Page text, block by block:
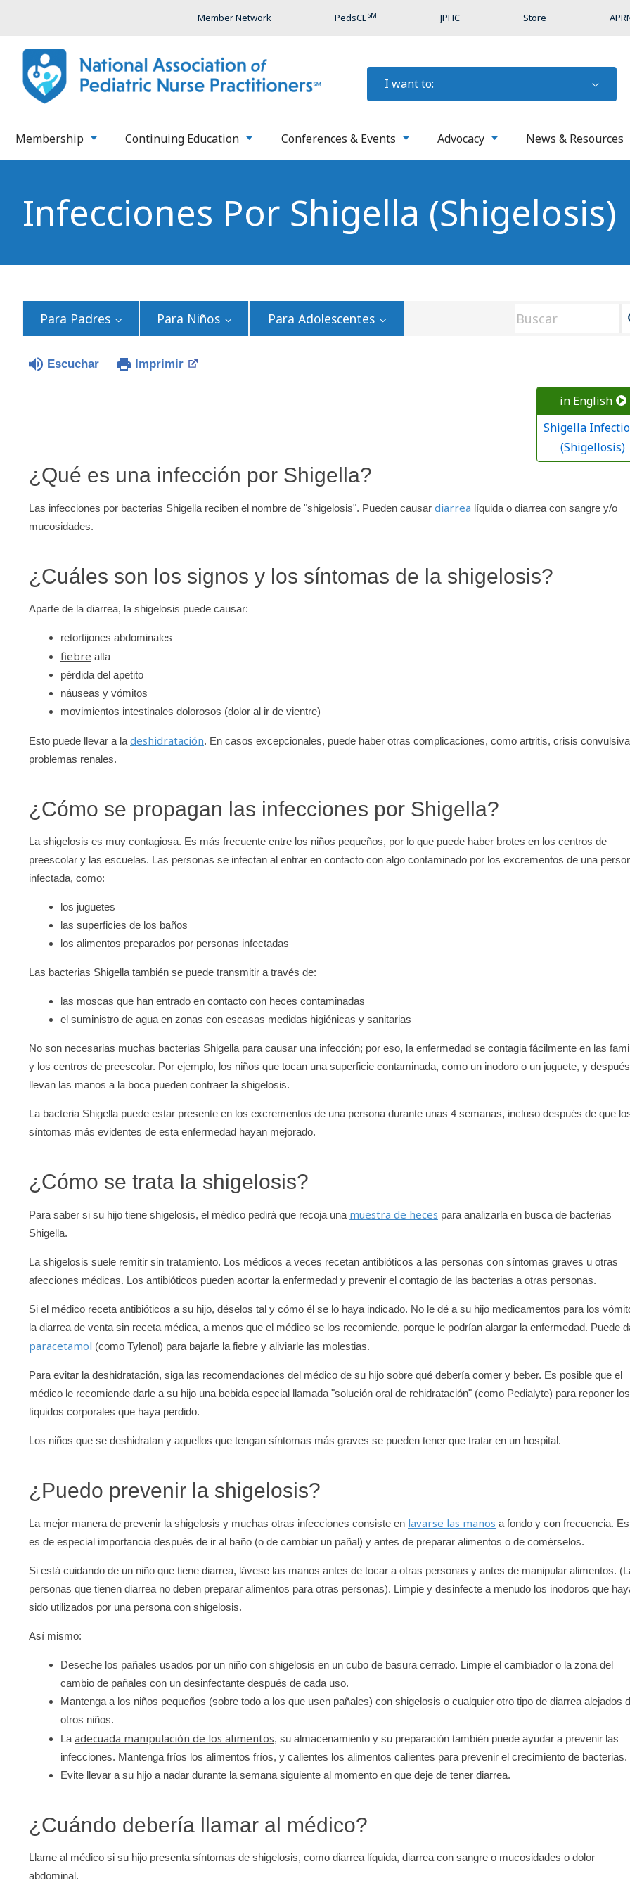
Member Network PedsCESM JPHC Store
I want to:
Membership Continuing Education Conferences & Events Advocacy News & Resources
Infecciones Por Shigella (shigelosis)
Para Padres Para Niños Para Adolescentes
Escuchar Imprimir
in English
Shigella
(Shigellosis)
¿Qué es una infección por Shigella?
Las infecciones por bacterias Shigella reciben el nombre de "shigelosis". Pueden causar diarrea líquida o diarrea con sangre y/o
mucosidades.
¿Cuáles son los signos y los síntomas de la shigelosis?
Aparte de la diarrea, la shigelosis puede causar:
retortijones abdominales
fiebre alta
pérdida del apetito
náuseas y vómitos
movimientos intestinales dolorosos (dolor al ir de vientre)
Esto puede llevar a la deshidratación. En casos excepcionales, puede haber otras complicaciones, como artritis, crisis
problemas renales.
¿Cómo se propagan las infecciones por Shigella?
La shigelosis es muy contagiosa. Es más frecuente entre los niños pequeños, por lo que puede haber brotes en los centros de
preescolar y las escuelas. Las personas se infectan al entrar en contacto con algo contaminado por los excrementos de una
infectada, como:
los juguetes
las superficies de los baños
los alimentos preparados por personas infectadas
Las bacterias Shigella también se puede transmitir a través de:
las moscas que han entrado en contacto con heces contaminadas
el suministro de agua en zonas con escasas medidas higiénicas y sanitarias
No son necesarias muchas bacterias Shigella para causar una infección; por eso, la enfermedad se contagia fácilmente en las
y los centros de preescolar. Por ejemplo, los niños que tocan una superficie contaminada, como un inodoro o un juguete, y
llevan las manos a la boca pueden contraer la shigelosis.
La bacteria Shigella puede estar presente en los excrementos de una persona durante unas 4 semanas, incluso después de que
síntomas más evidentes de esta enfermedad hayan mejorado.
¿Cómo se trata la shigelosis?
Para saber si su hijo tiene shigelosis, el médico pedirá que recoja una muestra de heces para analizarla en busca de bacterias
Shigella.
La shigelosis suele remitir sin tratamiento. Los médicos a veces recetan antibióticos a las personas con síntomas graves u otras
afecciones médicas. Los antibióticos pueden acortar la enfermedad y prevenir el contagio de las bacterias a otras personas.
Si el médico receta antibióticos a su hijo, déselos tal y cómo él se lo haya indicado. No le dé a su hijo medicamentos para los
la diarrea de venta sin receta médica, a menos que el médico se los recomiende, porque le podrían alargar la enfermedad. Puede
paracetamol (como Tylenol) para bajarle la fiebre y aliviarle las molestias.
Para evitar la deshidratación, siga las recomendaciones del médico de su hijo sobre qué debería comer y beber. Es posible que el
médico le recomiende darle a su hijo una bebida especial llamada "solución oral de rehidratación" (como Pedialyte) para reponer los
líquidos corporales que haya perdido.
Los niños que se deshidratan y aquellos que tengan síntomas más graves se pueden tener que tratar en un hospital.
¿Puedo prevenir la shigelosis?
La mejor manera de prevenir la shigelosis y muchas otras infecciones consiste en lavarse las manos a fondo y con frecuencia.
es de especial importancia después de ir al baño (o de cambiar un pañal) y antes de preparar alimentos o de comérselos.
Si está cuidando de un niño que tiene diarrea, lávese las manos antes de tocar a otras personas y antes de manipular alimentos.
personas que tienen diarrea no deben preparar alimentos para otras personas). Limpie y desinfecte a menudo los inodoros que
sido utilizados por una persona con shigelosis.
Así mismo:
Deseche los pañales usados por un niño con shigelosis en un cubo de basura cerrado. Limpie el cambiador o la zona del
cambio de pañales con un desinfectante después de cada uso.
Mantenga a los niños pequeños (sobre todo a los que usen pañales) con shigelosis o cualquier otro tipo de diarrea alejados
otros niños.
La adecuada manipulación de los alimentos, su almacenamiento y su preparación también puede ayudar a prevenir las
infecciones. Mantenga fríos los alimentos fríos, y calientes los alimentos calientes para prevenir el crecimiento de bacterias.
Evite llevar a su hijo a nadar durante la semana siguiente al momento en que deje de tener diarrea.
¿Cuándo debería llamar al médico?
Llame al médico si su hijo presenta síntomas de shigelosis, como diarrea líquida, diarrea con sangre o mucosidades o dolor
abdominal.